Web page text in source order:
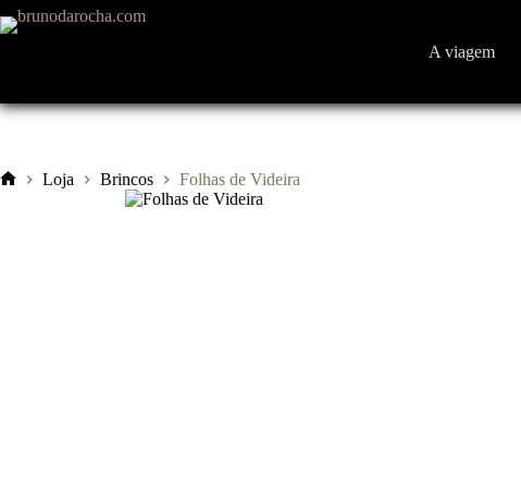
Pular
para
A viagem
Loja Brincos Folhas de Videira